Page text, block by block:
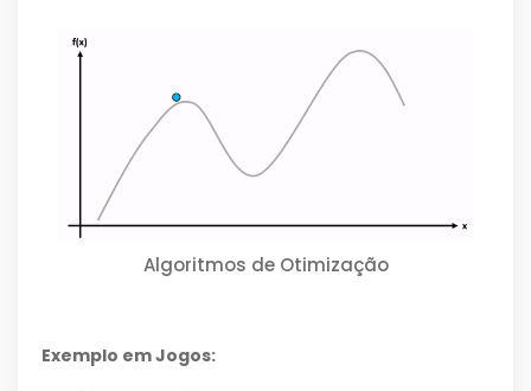
Algoritmos de Otimização
Exemplo em Jogos: